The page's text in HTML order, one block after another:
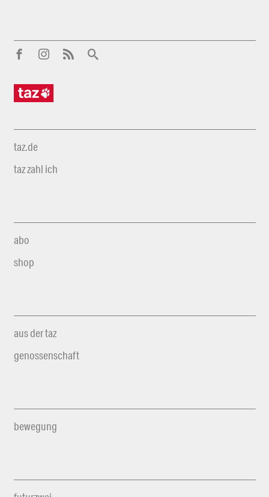
taz.de
taz zahl ich
abo
shop
aus der taz
genossenschaft
bewegung